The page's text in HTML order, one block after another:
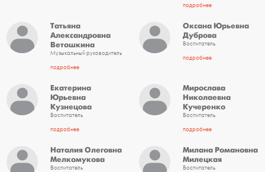
подробнее
Татьяна
Александровна
Ветошкина
Музыкальный руководитель
подробнее
Оксана Юрьевна
Дуброва
Воспитатель
подробнее
Екатерина
Юрьевна
Кузнецова
Воспитатель
подробнее
Мирослава
Николаевна
Кучеренко
Воспитатель
подробнее
Наталия Олеговна
Мелкомукова
Воспитатель
Милана Романовна
Милецкая
Воспитатель